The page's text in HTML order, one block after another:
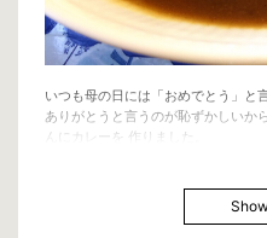
ょう。
そして今現在大阪市の区の数が24
るのですが、橋下市長はそれらを統
させるという方法を試みようとして
大学で言えば24の専門分野の異な
大阪市というものが名目上無くなる
が変わってしまう事に不安を感じて
けど、目先の事ばかりで未来の事を
いつも母の日には「おめでとう」と
ありがとうと言うのが恥ずかしいか
んにカレーを 作りました。